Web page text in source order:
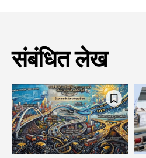
संबंधित लेख